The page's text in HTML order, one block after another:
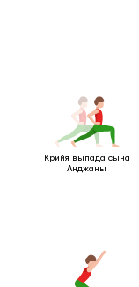
Крийя выпада сына
Анджаны